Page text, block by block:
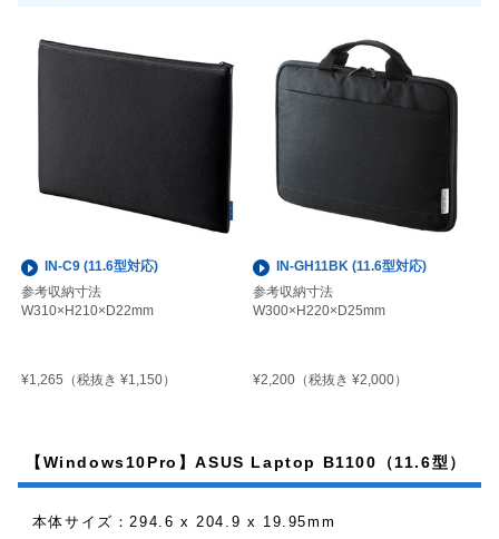
IN-C9 (11.6型対応)
参考収納寸法
W310×H210×D22mm
¥1,265 （税抜き ¥1,150）
IN-GH11BK (11.6型対応)
参考収納寸法
W300×H220×D25mm
¥2,200 （税抜き ¥2,000）
【Windows10Pro】ASUS Laptop B1100（11.6型）
本体サイズ：294.6 x 204.9 x 19.95mm